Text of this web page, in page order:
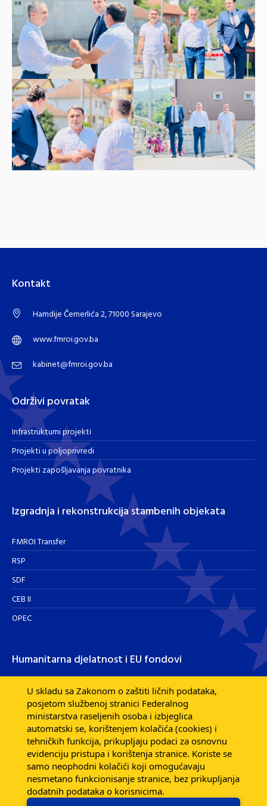
Kontakt
Hamdije Čemerlića 2, 71000 Sarajevo
www.fmroi.gov.ba
kabinet@fmroi.gov.ba
Održivi povratak
Infrastrukturni projekti
Projekti u poljoprivredi
Projekti zapošljavanja povratnika
Izgradnja i rekonstrukcija stambenih objekata
FMROI Transfer
RSP
SDF
CEB II
OPEC
Humanitarna djelatnost i EU fondovi
Humanitarna djelatnost
Razvojna pomoć EU fondova
Dijaspora
U skladu sa Zakonom o zaštiti ličnih podataka,
posjetom službenoj stranici Federalnog
ministarstva raseljenih osoba i izbjeglica
automatski se, korištenjem kolačića (cookies) i
tehničkih funkcija, prikupljaju podaci za osnovnu
evidenciju pristupa i korištenja stranice. Koriste se
samo neophodni kolačići koji omogućavaju
nesmetano funkcionisanje stranice, bez prikupljanja
dodatnih podataka o korisnicima.